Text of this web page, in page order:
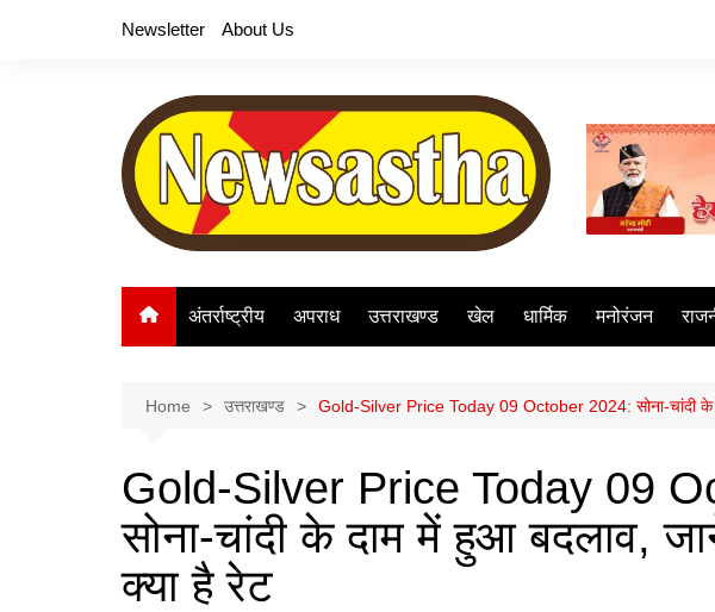
Newsletter About Us
अंतर्राष्ट्रीय अपराध उत्तराखण्ड खेल धार्मिक मनोरंजन
Home उत्तराखण्ड Gold-Silver Price Today 09 October 2024: सोना-चांदी
Gold-Silver Price Today 09
सोना-चांदी के दाम में हुआ बदलाव,
क्या है रेट